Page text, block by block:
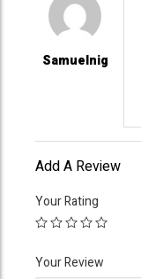
Samuelnig
Add A Review
Your Rating
Your Review